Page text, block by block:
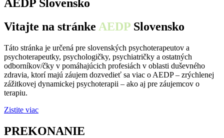
AEDP Slovensko
Vitajte na stránke AEDP Slovensko
Táto stránka je určená pre slovenských psychoterapeutov a
psychoterapeutky, psychologičky, psychiatričky a ostatných
odborníkov/čky v pomáhajúcich profesiách v oblasti duševného
zdravia, ktorí majú záujem dozvedieť sa viac o AEDP – zrýchlenej
zážitkovej dynamickej psychoterapii – ako aj pre záujemcov o
terapiu.
Zistite viac
PREKONANIE